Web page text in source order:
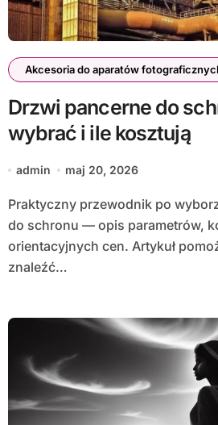
Akcesoria do aparatów
Drzwi pancerne do
wybrać i ile kosztują
admin maj 20, 2026
Praktyczny przewodnik po wyborze drzwi pancernych
do schronu — opis parametrów,
orientacyjnych cen. Artykuł
znaleźć…